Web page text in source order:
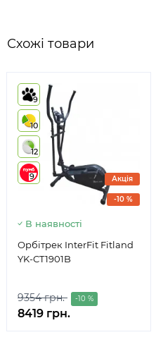
Схожі товари
9
10
12
9
-10 %
Акція
В наявності
Орбітрек InterFit Fitland
YK-CT1901B
9354 грн. -10 %
8419 грн.